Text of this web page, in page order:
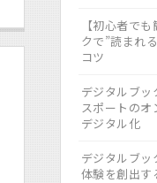
【初心者で
クで”読まれ
コツ
デジタルブ
スポートのオ
デジタル化
デジタルブ
体験を創出す